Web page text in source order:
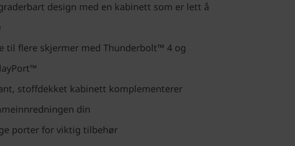
design med en kabinett som er lett å
til flere skjermer med Thunderbolt™ 4 og
stoffdekket kabinett komplementerer
din
porter for viktig tilbehør